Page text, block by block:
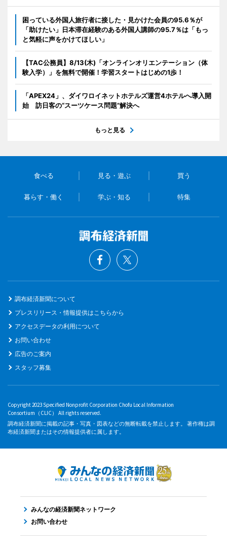
困っている外国人旅行者に接した・見かけた会員の95.6％が
「助けたい」日本滞在経験のある外国人講師の95.7％は「もっ
と気軽に声をかけてほしい」
【TAC公務員】8/13(木)「オンラインオリエンテーション（体
験入学）」を無料で開催！学習スタートはじめの1歩！
「APEX24」、ダイワロイネットホテルズ運営4ホテルへ導入開
始 訪日客の“スーツケース問題”解決へ
もっと見る
食べる 見る・遊ぶ 買う
暮らす・働く 学ぶ・知る 特集
調布経済新聞について
プレスリリース・情報提供はこちらから
アクセスデータの利用について
お問い合わせ
広告のご案内
スタッフ募集
Copyright 2023 Specified Nonprofit Corporation Chofu Local Information
Consortium（CLIC） All rights reserved.
調布経済新聞に掲載の記事・写真・図表などの無断転載を禁止します。 著作権は調
布経済新聞またはその情報提供者に属します。
みんなの経済新聞ネットワーク
お問い合わせ